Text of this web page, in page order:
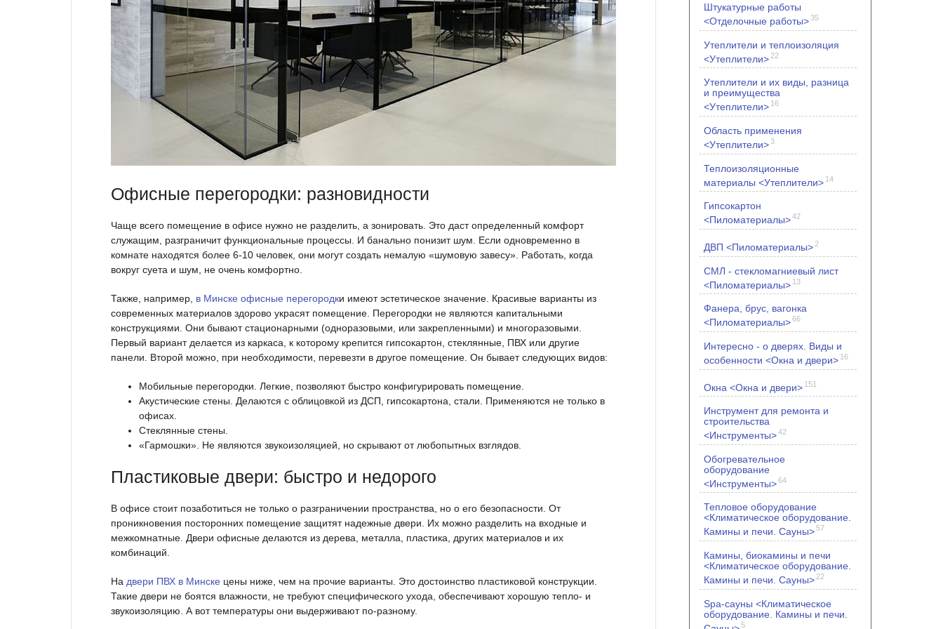
Офисные перегородки: разновидности
Чаще всего помещение в офисе нужно не разделить, а зонировать. Это даст определенный комфорт
служащим, разграничит функциональные процессы. И банально понизит шум. Если одновременно в
комнате находятся более 6-10 человек, они могут создать немалую «шумовую завесу». Работать, когда
вокруг суета и шум, не очень комфортно.
Также, например, в Минске офисные перегородки имеют эстетическое значение. Красивые варианты из
современных материалов здорово украсят помещение. Перегородки не являются капитальными
конструкциями. Они бывают стационарными (одноразовыми, или закрепленными) и многоразовыми.
Первый вариант делается из каркаса, к которому крепится гипсокартон, стеклянные, ПВХ или другие
панели. Второй можно, при необходимости, перевезти в другое помещение. Он бывает следующих видов:
Мобильные перегородки. Легкие, позволяют быстро конфигурировать помещение.
Акустические стены. Делаются с облицовкой из ДСП, гипсокартона, стали. Применяются не только в
офисах.
Стеклянные стены.
«Гармошки». Не являются звукоизоляцией, но скрывают от любопытных взглядов.
Пластиковые двери: быстро и недорого
В офисе стоит позаботиться не только о разграничении пространства, но о его безопасности. От
проникновения посторонних помещение защитят надежные двери. Их можно разделить на входные и
межкомнатные. Двери офисные делаются из дерева, металла, пластика, других материалов и их
комбинаций.
На двери ПВХ в Минске цены ниже, чем на прочие варианты. Это достоинство пластиковой конструкции.
Такие двери не боятся влажности, не требуют специфического ухода, обеспечивают хорошую тепло- и
звукоизоляцию. А вот температуры они выдерживают по-разному.
Штукатурные работы
<Отделочные работы>35
Утеплители и теплоизоляция
<Утеплители> 22
Утеплители и их виды, разница
и преимущества
<Утеплители> 16
Область применения
<Утеплители>3
Теплоизоляционные
материалы <Утеплители> 14
Гипсокартон
<Пиломатериалы>42
ДВП <Пиломатериалы> 2
СМЛ - стекломагниевый лист
<Пиломатериалы> 13
Фанера, брус, вагонка
<Пиломатериалы>66
Интересно - о дверях. Виды и
особенности <Окна и двери> 16
Окна <Окна и двери> 151
Инструмент для ремонта и
строительства
<Инструменты>42
Обогревательное
оборудование
<Инструменты>64
Тепловое оборудование
<Климатическое оборудование.
Камины и печи. Сауны>57
Камины, биокамины и печи
<Климатическое оборудование.
Камины и печи. Сауны> 22
Spa-сауны <Климатическое
оборудование. Камины и печи.
5